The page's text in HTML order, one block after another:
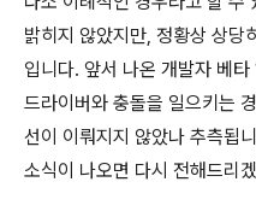
밝히지 않았지만, 정황상 상당
입니다. 앞서 나온 개발자 베
드라이버와 충돌을 일으키는
선이 이뤄지지 않았나 추측됩
소식이 나오면 다시 전해드리